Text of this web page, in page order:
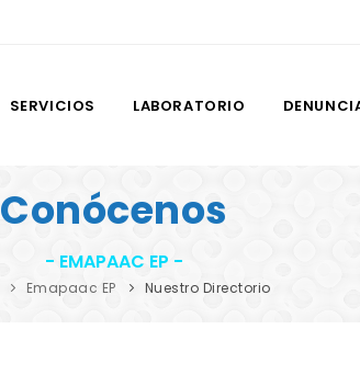
SERVICIOS LABORATORIO
Conócenos
- EMAPAAC EP -
Emapaac EP Nuestro Directorio